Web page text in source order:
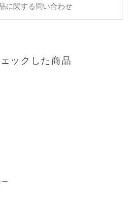
に関する問い合わせ
ックした商品
ー